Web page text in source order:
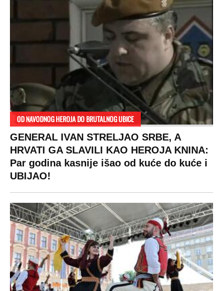
RAJ!
Žene u Srbiji su poludele za njima,
ogledaju se, bacaju pare: Ovde bunde
koštaju 100 evra, a neke i 2.000 dinara!